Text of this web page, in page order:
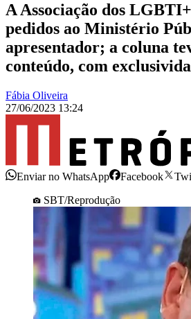
A Associação dos
pedidos ao Ministério
apresentador; a coluna
conteúdo, com
Fábia Oliveira
27/06/2023 13:24
Enviar no WhatsApp Facebook
SBT/Reprodução